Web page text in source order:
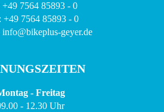
+49 7564 85893 - 0
+49 7564 85893 - 0
geyer.de
- Freitag
- 12.30 Uhr